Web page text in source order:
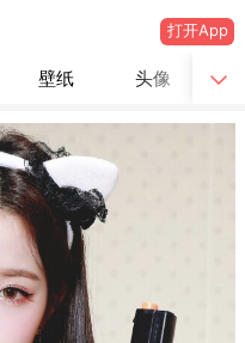
打开App
壁纸 头像